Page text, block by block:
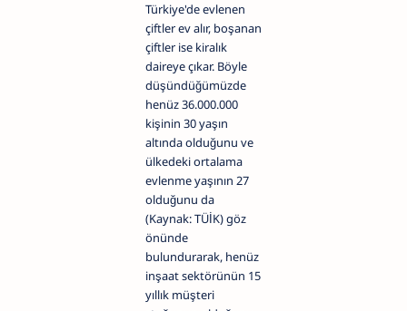
Türkiye'de evlenen
çiftler ev alır, boşanan
çiftler ise kiralık
daireye çıkar. Böyle
düşündüğümüzde
henüz 36.000.000
kişinin 30 yaşın
altında olduğunu ve
ülkedeki ortalama
evlenme yaşının 27
olduğunu da
(Kaynak: TÜİK) göz
önünde
bulundurarak, henüz
inşaat sektörünün 15
yıllık müşteri